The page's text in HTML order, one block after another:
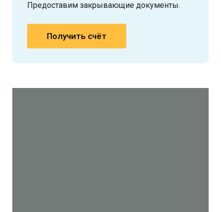
Предоставим закрывающие документы.
Получить счёт